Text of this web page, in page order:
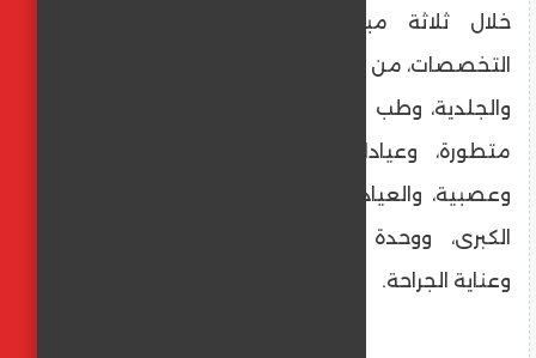
خلال ثلاثة مبانٍ متكاملة تضم مختلف
التخصصات، من بينها: الأورام، والقسطرة، والرمد،
والجلدية، وطب الأطفال، إلى جانب مراكز أشعة
متطورة، وعيادات تخاطب، وعيادات نفسية
وعصبية، والعيادات الخارجية، وقسم العمليات
الكبرى، ووحدة الكلى، والعناية المتوسطة،
وعناية الجراحة.